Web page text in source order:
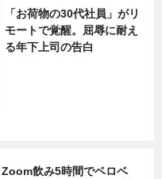
「お荷物の30代社員」がリ
モートで覚醒。屈辱に耐え
る年下上司の告白
Zoom飲み5時間でベロベ